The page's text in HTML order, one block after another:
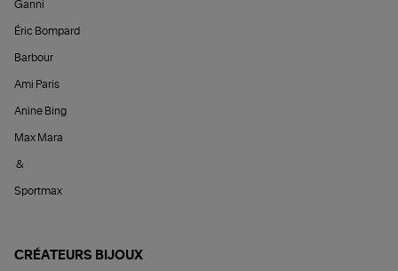
Ganni
Éric Bompard
Barbour
Ami Paris
Anine Bing
Max Mara
&
Sportmax
CRÉATEURS BIJOUX